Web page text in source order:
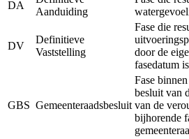
DA
Aanduiding
DV
Definitieve
Vaststelling
Fase die
door de
fasedatum
GBS Gemeenteraadsbesluit
Fase
besluit van
van de
bijhorende